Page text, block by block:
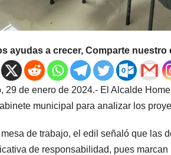
ayudas a crecer, Comparte nuestro
29 de enero de 2024.- El Alcalde
municipal para analizar los
de trabajo, el edil señaló que las
de responsabilidad, pues